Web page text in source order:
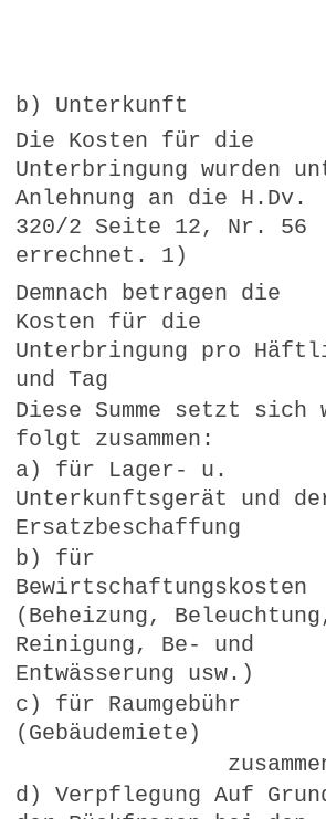
b) Unterkunft
Die Kosten für die
Unterbringung wurden
Anlehnung an die H.Dv.
320/2 Seite 12, Nr. 56
errechnet. 1)
Demnach betragen die
Kosten für die
Unterbringung pro
und Tag
Diese Summe setzt sich
folgt zusammen:
a) für Lager- u.
Unterkunftsgerät und
Ersatzbeschaffung
b) für
Bewirtschaftungskosten
(Beheizung,
Reinigung, Be- und
Entwässerung usw.)
c) für Raumgebühr
(Gebäudemiete)
d) Verpflegung Auf